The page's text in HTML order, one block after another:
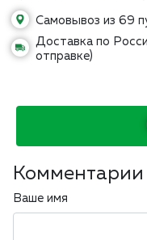
Самовывоз из 69
Доставка по
отправке)
Комментарии
Ваше имя